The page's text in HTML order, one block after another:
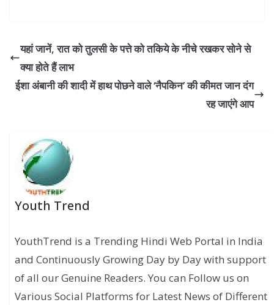
यहां जानें, रात को तुलसी के पत्ते को तकिये के नीचे रखकर सोने से
क्या होते हैं लाभ
ईशा अंबानी की शादी में हाथ पोछने वाले ‘नैपकिन’ की कीमत जान दंग
रह जाएंगे आप
Youth Trend
YouthTrend is a Trending Hindi Web Portal in India
and Continuously Growing Day by Day with support
of all our Genuine Readers. You can Follow us on
Various Social Platforms for Latest News of Different